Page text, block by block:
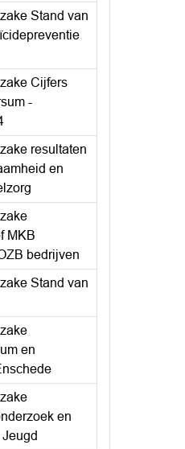
Stand van
Cijfers
-
resultaten
en
MKB
bedrijven
Stand van
en
en